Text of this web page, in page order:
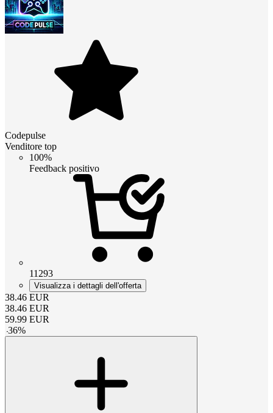
Codepulse
Venditore top
100%
Feedback positivo
11293
Visualizza i dettagli dell'offerta
38.46 EUR
38.46 EUR
59.99 EUR
-36%